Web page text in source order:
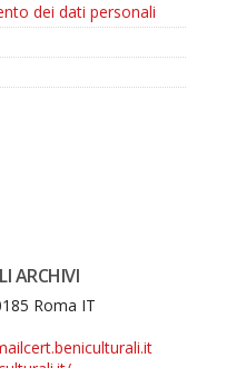
dei dati personali
ARCHIVI
Roma IT